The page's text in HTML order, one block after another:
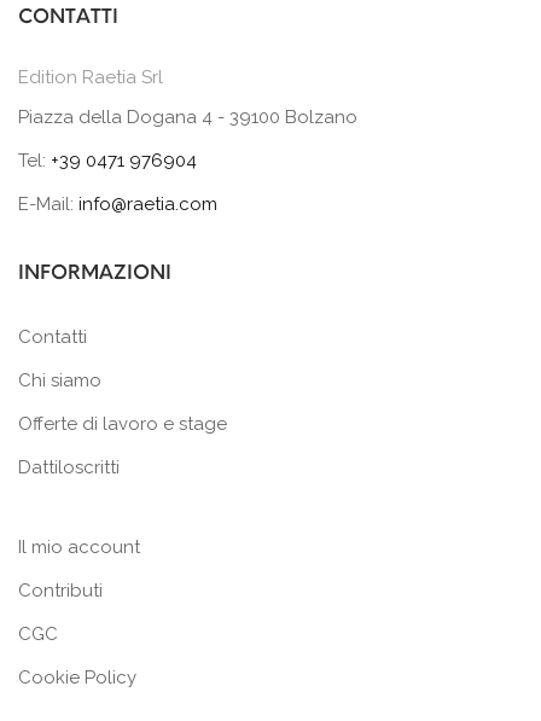
CONTATTI
Edition Raetia Srl
Piazza della Dogana 4 - 39100 Bolzano
Tel: +39 0471 976904
E-Mail: info@raetia.com
INFORMAZIONI
Contatti
Chi siamo
Offerte di lavoro e stage
Dattiloscritti
Il mio account
Contributi
CGC
Cookie Policy